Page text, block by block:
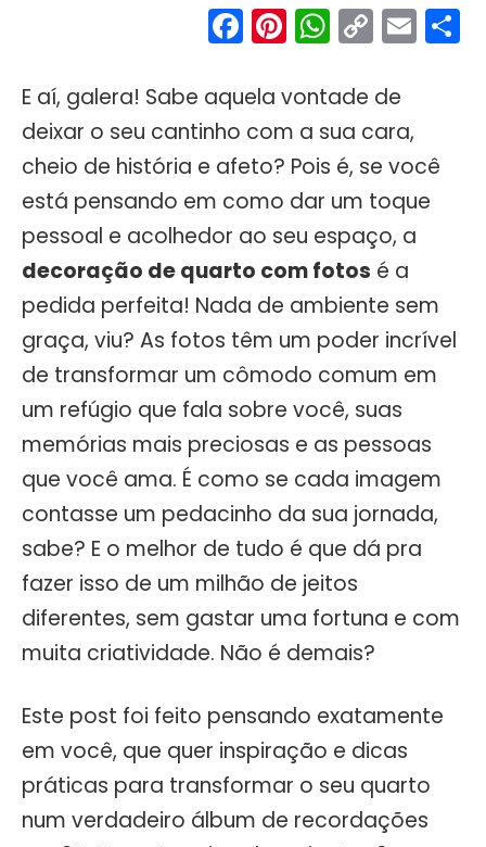
Facebook
Pinterest
Copy
Link
E aí, galera! Sabe aquela vontade de
deixar o seu cantinho com a sua cara,
cheio de história e afeto? Pois é, se você
está pensando em como dar um toque
pessoal e acolhedor ao seu espaço, a
decoração de quarto com fotos é a
pedida perfeita! Nada de ambiente sem
graça, viu? As fotos têm um poder incrível
de transformar um cômodo comum em
um refúgio que fala sobre você, suas
memórias mais preciosas e as pessoas
que você ama. É como se cada imagem
contasse um pedacinho da sua jornada,
sabe? E o melhor de tudo é que dá pra
fazer isso de um milhão de jeitos
diferentes, sem gastar uma fortuna e com
muita criatividade. Não é demais?
Este post foi feito pensando exatamente
em você, que quer inspiração e dicas
práticas para transformar o seu quarto
num verdadeiro álbum de recordações